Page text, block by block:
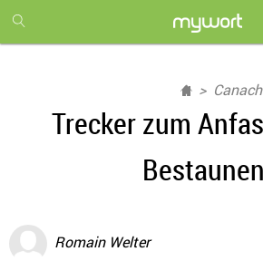
month
free
Canach
Trecker zum
Bestaunen
Romain Welter